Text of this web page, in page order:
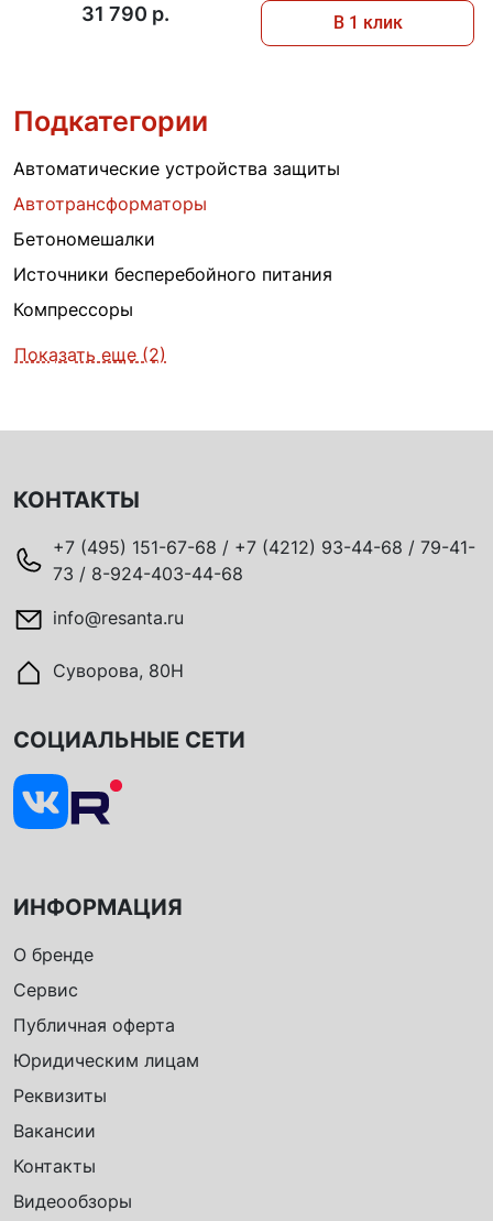
31 790 p. В 1 клик
Подкатегории
Автоматические устройства защиты
Автотрансформаторы
Бетономешалки
Источники бесперебойного питания
Компрессоры
Показать еще (2)
КОНТАКТЫ
+7 (495) 151-67-68 / +7 (4212) 93-44-68 / 79-41-
73 / 8-924-403-44-68
info@resanta.ru
Суворова, 80Н
ИНФОРМАЦИЯ
О бренде
Сервис
Публичная оферта
Юридическим лицам
Реквизиты
Вакансии
Контакты
Видеообзоры
СОЦИАЛЬНЫЕ СЕТИ